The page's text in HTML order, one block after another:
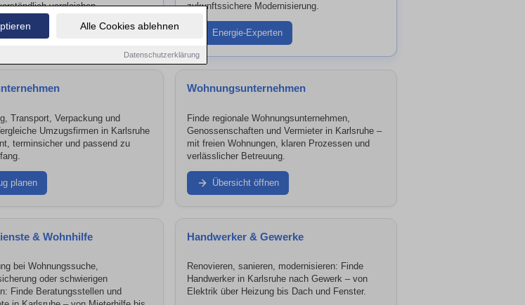
Alle Cookies ablehnen
Datenschutzerklärung
vergleichen.
finden
zukunftssichere Modernisierung.
Energie-Experten
Transport, Verpackung und
Umzugsfirmen in Karlsruhe
terminsicher und passend zu
planen
Wohnungsunternehmen
Finde regionale Wohnungsunternehmen,
Genossenschaften und Vermieter in Karlsruhe –
mit freien Wohnungen, klaren Prozessen und
verlässlicher Betreuung.
Übersicht öffnen
& Wohnhilfe
bei Wohnungssuche,
oder schwierigen
Finde Beratungsstellen und
Handwerker & Gewerke
Renovieren, sanieren, modernisieren: Finde
Handwerker in Karlsruhe nach Gewerk – von
Elektrik über Heizung bis Dach und Fenster.